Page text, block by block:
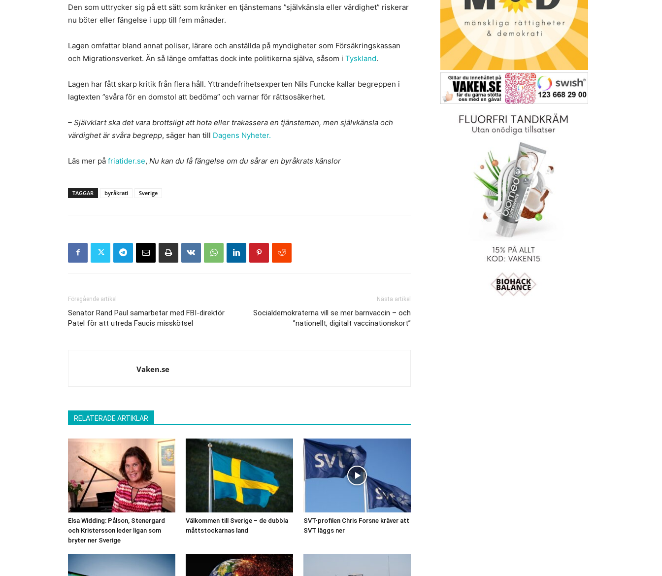
Den som uttrycker sig på ett sätt som kränker en tjänstemans ”självkänsla eller värdighet” riskerar
nu böter eller fängelse i upp till fem månader.
Lagen omfattar bland annat poliser, lärare och anställda på myndigheter som Försäkringskassan
och Migrationsverket. Än så länge omfattas dock inte politikerna själva, såsom i Tyskland.
Lagen har fått skarp kritik från flera håll. Yttrandefrihetsexperten Nils Funcke kallar begreppen i
lagtexten ”svåra för en domstol att bedöma” och varnar för rättsosäkerhet.
– Självklart ska det vara brottsligt att hota eller trakassera en tjänsteman, men självkänsla och
värdighet är svåra begrepp, säger han till Dagens Nyheter.
Läs mer på friatider.se, Nu kan du få fängelse om du sårar en byråkrats känslor
TAGGAR byråkrati Sverige
Föregående artikel
Senator Rand Paul samarbetar med FBI-direktör
Patel för att utreda Faucis misskötsel
Nästa artikel
Socialdemokraterna vill se mer barnvaccin – och
”nationellt, digitalt vaccinationskort”
Vaken.se
RELATERADE ARTIKLAR
Elsa Widding: Pålson, Stenergard
och Kristersson leder ligan som
bryter ner Sverige
Välkommen till Sverige – de dubbla
måttstockarnas land
SVT-profilen Chris Forsne kräver att
SVT läggs ner